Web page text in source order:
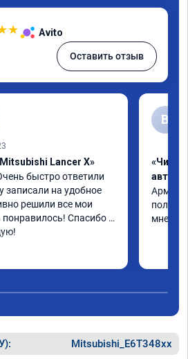
★ Avito
Оставить отзыв
Lancer X»
быстро ответили
записали на удобное
решили все мои
Спасибо
В
«Чип
Арман
полет
мне
Mitsubishi_E6T348xx